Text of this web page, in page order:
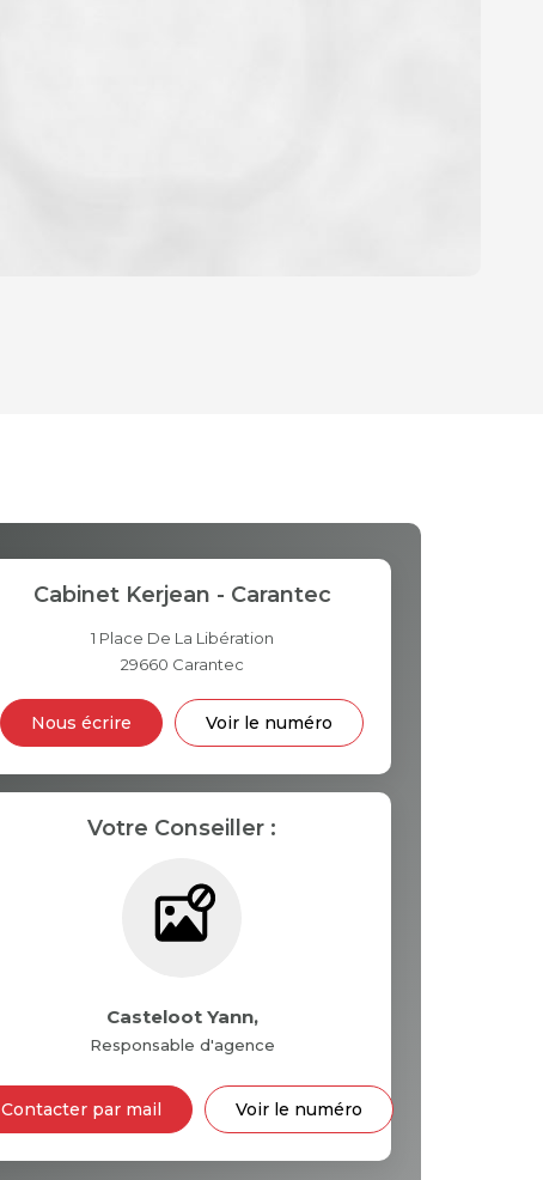
Cabinet Kerjean - Carantec
1 Place De La Libération
29660 Carantec
Nous écrire Voir le numéro
Votre Conseiller :
Casteloot Yann,
Responsable d'agence
Contacter par mail Voir le numéro